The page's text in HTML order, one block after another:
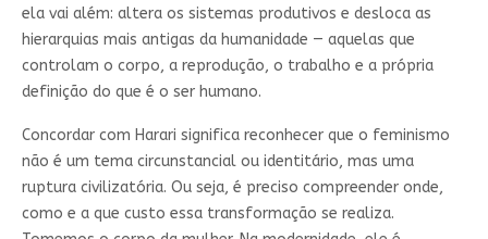
ela vai além: altera os sistemas produtivos e desloca as
hierarquias mais antigas da humanidade — aquelas que
controlam o corpo, a reprodução, o trabalho e a própria
definição do que é o ser humano.
Concordar com Harari significa reconhecer que o feminismo
não é um tema circunstancial ou identitário, mas uma
ruptura civilizatória. Ou seja, é preciso compreender onde,
como e a que custo essa transformação se realiza.